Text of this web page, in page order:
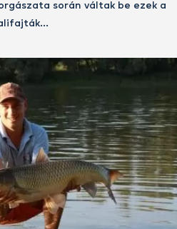
során váltak be ezek a